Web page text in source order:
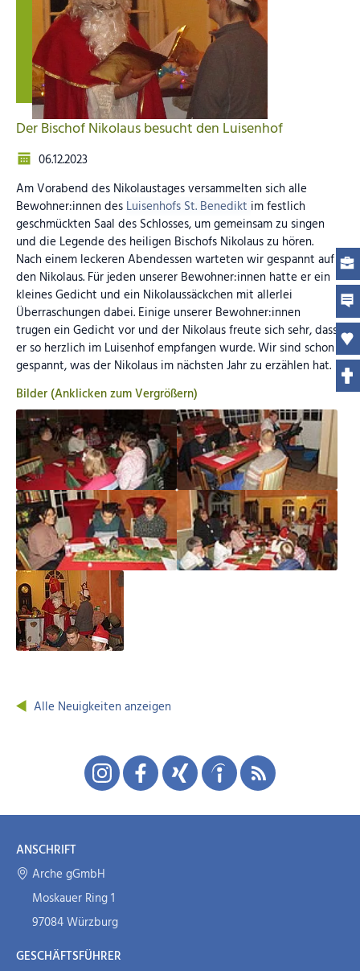
Der Bischof Nikolaus besucht den Luisenhof
06.12.2023
Am Vorabend des Nikolaustages versammelten sich alle
Bewohner:innen des Luisenhofs St. Benedikt im festlich
geschmückten Saal des Schlosses, um gemeinsam zu singen
und die Legende des heiligen Bischofs Nikolaus zu hören.
Nach einem leckeren Abendessen warteten wir gespannt auf
den Nikolaus. Für jeden unserer Bewohner:innen hatte er ein
kleines Gedicht und ein Nikolaussäckchen mit allerlei
Überraschungen dabei. Einige unserer Bewohner:innen
trugen ein Gedicht vor und der Nikolaus freute sich sehr, dass
er so herzlich im Luisenhof empfangen wurde. Wir sind schon
gespannt, was der Nikolaus im nächsten Jahr zu erzählen hat.
Bilder (Anklicken zum Vergrößern)
Alle Neuigkeiten anzeigen
ANSCHRIFT
Arche gGmbH
Moskauer Ring 1
97084 Würzburg
GESCHÄFTSFÜHRER